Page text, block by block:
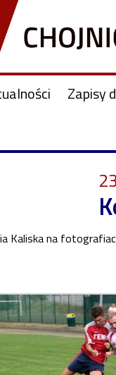
Zapisy
Kaliska na